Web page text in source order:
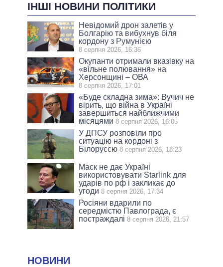
ІНШІ НОВИНИ ПОЛІТИКИ
Невідомий дрон залетів у
Болгарію та вибухнув біля
кордону з Румунією
8 серпня 2026, 16:36
Окупанти отримали вказівку на
«вільне полювання» на
Херсонщині – ОВА
8 серпня 2026, 17:01
«Буде складна зима»: Вучич не
вірить, що війна в Україні
завершиться найближчими
місяцями 8 серпня 2026, 16:05
У ДПСУ розповіли про
ситуацію на кордоні з
Білоруссю 8 серпня 2026, 18:23
Маск не дає Україні
використовувати Starlink для
ударів по рф і закликає до
угоди 8 серпня 2026, 17:34
Росіяни вдарили по
середмістю Павлограда, є
постраждалі 8 серпня 2026, 21:57
НОВИНИ